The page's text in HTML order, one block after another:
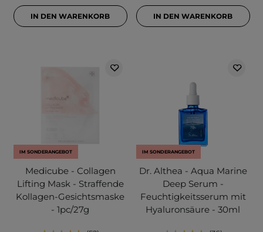
IN DEN WARENKORB IN DEN WARENKORB
IM SONDERANGEBOT
Medicube - Collagen
Lifting Mask - Straffende
Kollagen-Gesichtsmaske
- 1pc/27g
IM SONDERANGEBOT
Dr. Althea - Aqua Marine
Deep Serum -
Feuchtigkeitsserum mit
Hyaluronsäure - 30ml